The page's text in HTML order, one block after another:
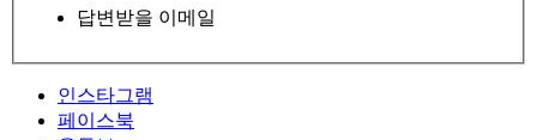
답변받을 이메일
인스타그램
페이스북